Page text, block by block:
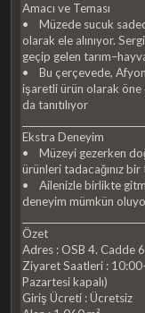
Amacı ve Teması
• Müzede sucuk
olarak ele alınıyor.
geçip gelen
• Bu çerçevede,
işaretli ürün olarak öne
da tanıtılıyor
Ekstra Deneyim
• Müzeyi gezerken
ürünleri tadacağınız
• Ailenizle birlikte
deneyim mümkün
Özet
Adres : OSB 4. Cadde
Ziyaret Saatleri :
Pazartesi kapalı)
Giriş Ücreti : Ücretsiz